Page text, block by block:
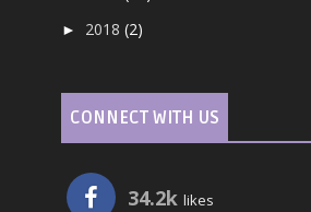
► 2018(2)
CONNECT WITH US
34.2k likes